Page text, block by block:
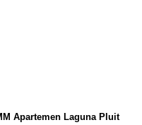
Apartemen Laguna Pluit